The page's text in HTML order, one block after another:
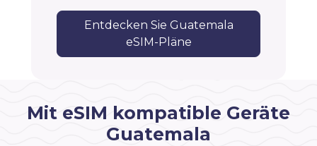
Entdecken Sie Guatemala
eSIM-Pläne
Mit eSIM kompatible Geräte
Guatemala